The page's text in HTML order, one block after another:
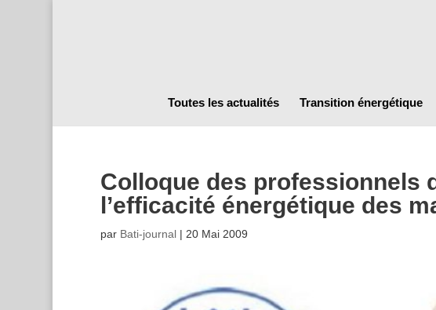
Toutes les actualités Transition énergétique
Colloque des professionnels
l’efficacité énergétique des
par Bati-journal| 20 Mai 2009